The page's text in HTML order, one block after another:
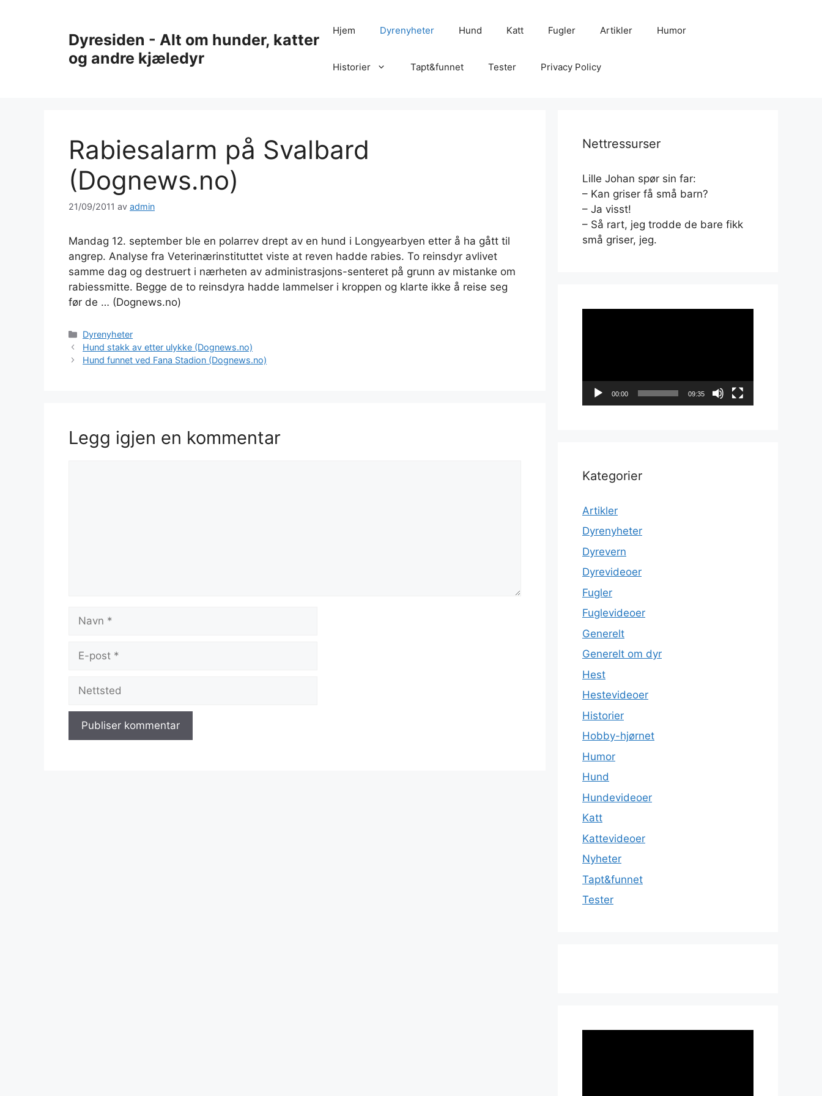
Dyresiden - Alt om hunder, katter
og andre kjæledyr
Hjem Dyrenyheter Hund Katt Fugler Artikler Humor
Historier Tapt&funnet Tester Privacy Policy
Rabiesalarm på Svalbard
(Dognews.no)
21/09/2011 av admin
Mandag 12. september ble en polarrev drept av en hund i Longyearbyen etter å ha gått til
angrep. Analyse fra Veterinærinstituttet viste at reven hadde rabies. To reinsdyr avlivet
samme dag og destruert i nærheten av administrasjons-senteret på grunn av mistanke om
rabiessmitte. Begge de to reinsdyra hadde lammelser i kroppen og klarte ikke å reise seg
før de … (Dognews.no)
Kategorier
Dyrenyheter
Hund stakk av etter ulykke (Dognews.no)
Hund funnet ved Fana Stadion (Dognews.no)
Legg igjen en kommentar
Navn
Nettsted
Nettressurser
Lille Johan spør sin far:
– Kan griser få små barn?
– Ja visst!
– Så rart, jeg trodde de bare fikk
små griser, jeg.
00:00 09:35
Kategorier
Artikler
Dyrenyheter
Dyrevern
Dyrevideoer
Fugler
Fuglevideoer
Generelt
Generelt om dyr
Hest
Hestevideoer
Historier
Hobby-hjørnet
Humor
Hund
Hundevideoer
Katt
Kattevideoer
Nyheter
Tapt&funnet
Tester